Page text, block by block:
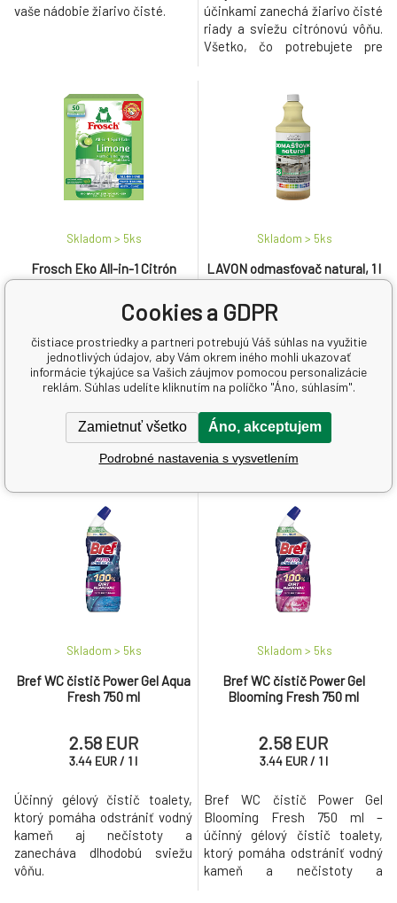
vaše nádobie žiarivo čisté.
účinkami zanechá žiarivo čisté
riady a sviežu citrónovú vôňu.
Všetko, čo potrebujete pre
Frosch Eko All-in-1 Citrón
tablety do umývačky, 50 ks
Skladom > 5ks
0.36 EUR/ 1 ks
Ekologické tablety do
LAVON odmasťovač natural, 1 l
Skladom > 5ks
4.3 EUR
Lavon odmasťovač natural 1 l je
nízkopeniaci čistič na vysoko
znečistené podlahy a mastné
umývateľné povrchy. BEZ
Bref WC čistič Power Gel Aqua
Fresh 750 ml
Skladom > 5ks
2.58 EUR
3.44 EUR/ 1 l
Účinný gélový čistič toalety,
ktorý pomáha odstrániť vodný
kameň aj nečistoty a
zanecháva dlhodobú sviežu
vôňu.
Bref WC čistič Power Gel
Blooming Fresh 750 ml
Skladom > 5ks
2.58 EUR
3.44 EUR / 1 l
Bref WC čistič Power Gel
Blooming Fresh 750 ml –
účinný gélový čistič toalety,
ktorý pomáha odstrániť vodný
kameň a nečistoty a
Cookies a GDPR
čistiace prostriedky a partneri potrebujú Váš súhlas na využitie
jednotlivých údajov, aby Vám okrem iného mohli ukazovať
informácie týkajúce sa Vašich záujmov pomocou personalizácie
reklám. Súhlas udelíte kliknutím na políčko "Áno, súhlasím".
Zamietnuť všetko Áno, akceptujem
Podrobné nastavenia s vysvetlením